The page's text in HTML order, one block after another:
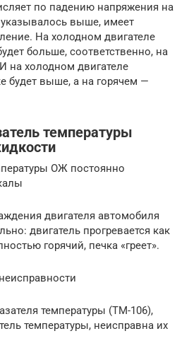
по падению напряжения на
выше, имеет
На холодном двигателе
больше, соответственно, на
на холодном двигателе
будет выше, а на горячем —
температуры
ОЖ постоянно
двигателя автомобиля
двигатель прогревается как
горячий, печка «греет».
температуры (ТМ-106),
температуры, неисправна их